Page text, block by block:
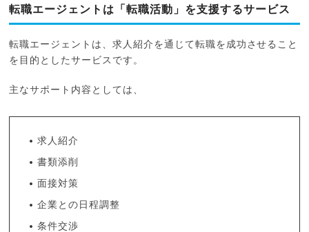
転職エージェントは「転職活動」を支援するサービス
転職エージェントは、求人紹介を通じて転職を成功させること
を目的としたサービスです。
主なサポート内容としては、
求人紹介
書類添削
面接対策
企業との日程調整
条件交渉